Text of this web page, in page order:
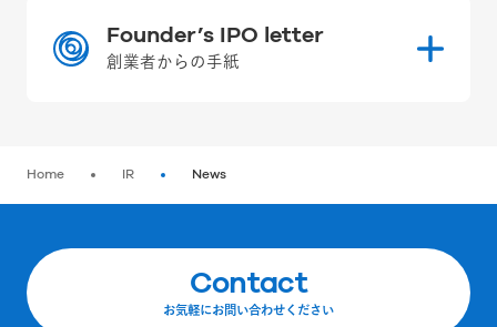
Founder’s IPO letter
創業者からの手紙
Home IR News
Contact
お気軽にお問い合わせください